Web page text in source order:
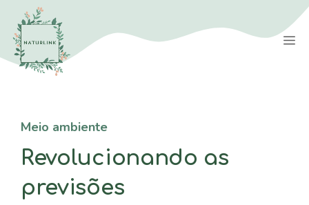
Saltar
para
conteúdo
Meio ambiente
Revolucionando as
previsões